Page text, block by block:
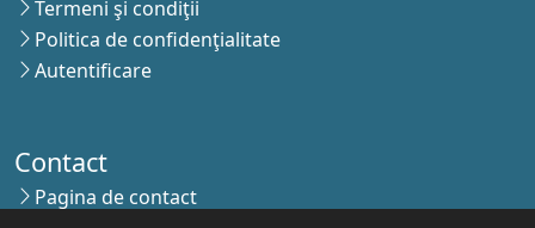
Termeni şi condiţii
Politica de confidenţialitate
Autentificare
Contact
Pagina de contact